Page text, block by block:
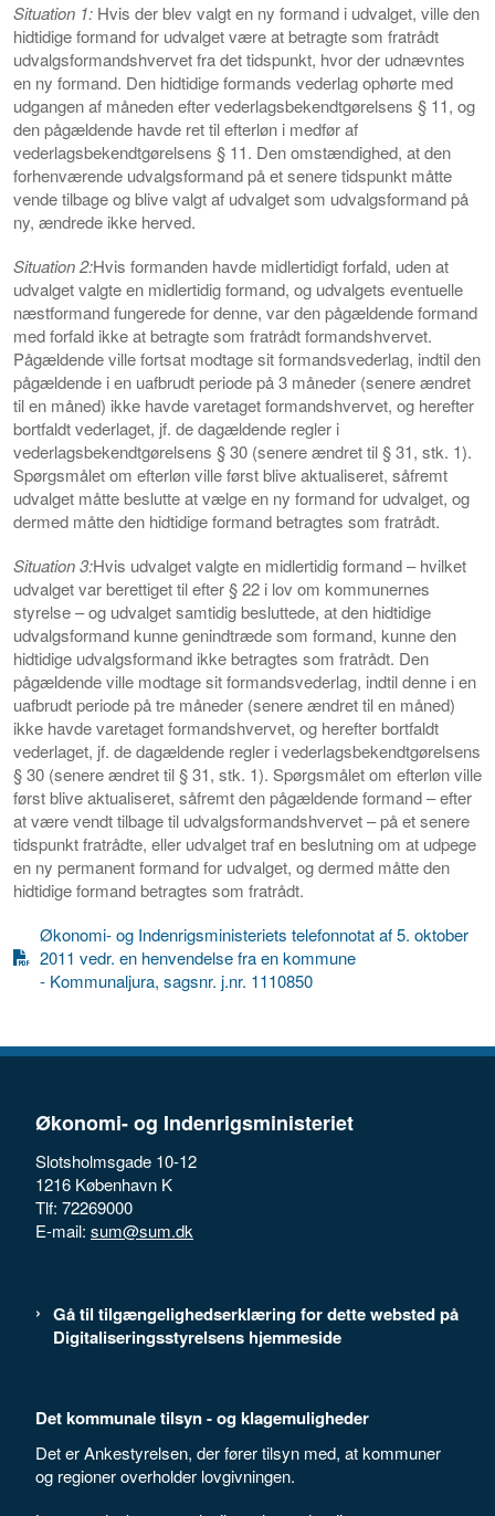
Situation 1: Hvis der blev valgt en ny formand i udvalget, ville den
hidtidige formand for udvalget være at betragte som fratrådt
udvalgsformandshvervet fra det tidspunkt, hvor der udnævntes
en ny formand. Den hidtidige formands vederlag ophørte med
udgangen af måneden efter vederlagsbekendtgørelsens § 11, og
den pågældende havde ret til efterløn i medfør af
vederlagsbekendtgørelsens § 11. Den omstændighed, at den
forhenværende udvalgsformand på et senere tidspunkt måtte
vende tilbage og blive valgt af udvalget som udvalgsformand på
ny, ændrede ikke herved.
Situation 2:Hvis formanden havde midlertidigt forfald, uden at
udvalget valgte en midlertidig formand, og udvalgets eventuelle
næstformand fungerede for denne, var den pågældende formand
med forfald ikke at betragte som fratrådt formandshvervet.
Pågældende ville fortsat modtage sit formandsvederlag, indtil den
pågældende i en uafbrudt periode på 3 måneder (senere ændret
til en måned) ikke havde varetaget formandshvervet, og herefter
bortfaldt vederlaget, jf. de dagældende regler i
vederlagsbekendtgørelsens § 30 (senere ændret til § 31, stk. 1).
Spørgsmålet om efterløn ville først blive aktualiseret, såfremt
udvalget måtte beslutte at vælge en ny formand for udvalget, og
dermed måtte den hidtidige formand betragtes som fratrådt.
Situation 3:Hvis udvalget valgte en midlertidig formand – hvilket
udvalget var berettiget til efter § 22 i lov om kommunernes
styrelse – og udvalget samtidig besluttede, at den hidtidige
udvalgsformand kunne genindtræde som formand, kunne den
hidtidige udvalgsformand ikke betragtes som fratrådt. Den
pågældende ville modtage sit formandsvederlag, indtil denne i en
uafbrudt periode på tre måneder (senere ændret til en måned)
ikke havde varetaget formandshvervet, og herefter bortfaldt
vederlaget, jf. de dagældende regler i vederlagsbekendtgørelsens
§ 30 (senere ændret til § 31, stk. 1). Spørgsmålet om efterløn ville
først blive aktualiseret, såfremt den pågældende formand – efter
at være vendt tilbage til udvalgsformandshvervet – på et senere
tidspunkt fratrådte, eller udvalget traf en beslutning om at udpege
en ny permanent formand for udvalget, og dermed måtte den
hidtidige formand betragtes som fratrådt.
Økonomi- og Indenrigsministeriets telefonnotat af 5. oktober
2011 vedr. en henvendelse fra en kommune
- Kommunaljura, sagsnr. j.nr. 1110850
Økonomi- og Indenrigsministeriet
Slotsholmsgade 10-12
1216 København K
Tlf: 72269000
E-mail: sum@sum.dk
Gå til tilgængelighedserklæring for dette websted på
Digitaliseringsstyrelsens hjemmeside
Det kommunale tilsyn - og klagemuligheder
Det er Ankestyrelsen, der fører tilsyn med, at kommuner
og regioner overholder lovgivningen.